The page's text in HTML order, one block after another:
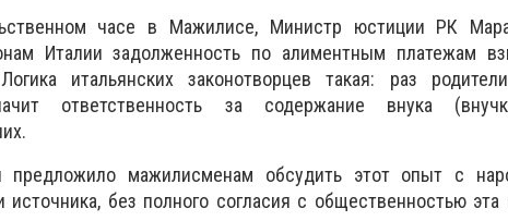
часе в Мажилисе, Министр юстиции РК
Италии задолженность по алиментным платежам
итальянских законотворцев такая: раз
ответственность за содержание внука
предложило мажилисменам обсудить этот опыт с
без полного согласия с общественностью эта